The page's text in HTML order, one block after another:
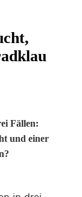
Fällen:
und einer